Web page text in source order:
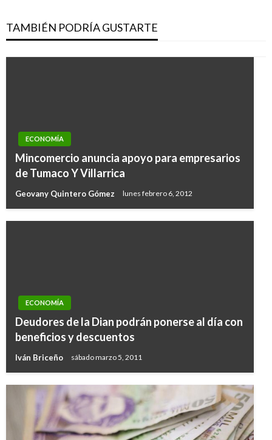
TAMBIÉN PODRÍA GUSTARTE
ECONOMÍA
Mincomercio anuncia apoyo para empresarios
de Tumaco Y Villarrica
Geovany Quintero Gómez lunes febrero 6, 2012
ECONOMÍA
Deudores de la Dian podrán ponerse al día con
beneficios y descuentos
Iván Briceño sábado marzo 5, 2011